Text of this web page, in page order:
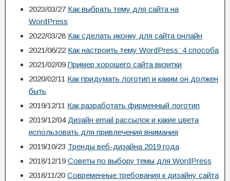
2023/03/27 Как выбрать тему для сайта на
WordPress
2022/03/28 Как сделать иконку для сайта онлайн
2021/06/22 Как настроить тему WordPress: 4 способа
2021/02/09 Пример хорошего сайта визитки
2020/02/11 Как придумать логотип и каким он должен
быть
2019/12/11 Как разработать фирменный логотип
2019/12/04 Дизайн email рассылок и какие цвета
использовать для привлечения внимания
2019/10/23 Тренды веб-дизайна 2019 года
2018/12/19 Советы по выбору темы для WordPress
2018/11/20 Современные требования к дизайну сайта